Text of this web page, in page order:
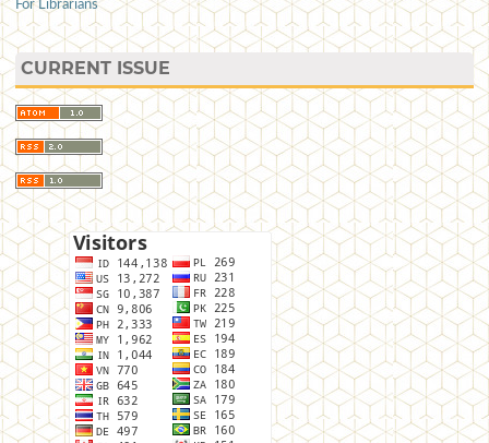
For Librarians
CURRENT ISSUE